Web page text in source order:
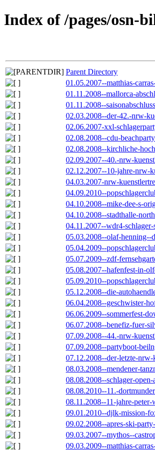
Index of /pages/osn-
Parent Directory
01.05.2007--matthias-
01.11.2008--mallorca-
01.11.2008--
02.03.2008--der-42.-nrw-
02.06.2007-xxl-
02.08.2008--cdu-
02.08.2008--kirchliche-
02.09.2007--40.-nrw-
02.12.2007--10-jahre-nrw-
04.03.2007-nrw-
04.09.2010--
04.10.2008--mike-dee-s-
04.10.2008--stadthalle-
04.11.2007--wdr4-schlager-
05.03.2008--olaf-henning--
05.04.2009--
05.07.2009--zdf-
05.08.2007--hafenfest-in-
05.09.2010--
05.12.2008--die-
06.04.2008--geschwister-
06.06.2009--sommerfest-
06.07.2008--benefiz-fuer-
07.09.2008--44.-nrw-
07.09.2008--partyboot-
07.12.2008--der-letzte-
08.03.2008--mendener-
08.08.2008--schlager-
08.08.2010--11.-
08.11.2008--11-jahre-
09.01.2010--djlk-mission-
09.02.2008--apres-ski-
09.03.2007--mythos--
09.03.2009--matthias-